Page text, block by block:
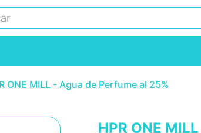
ONE MILL - Agua de Perfume al 25%
HPR ONE